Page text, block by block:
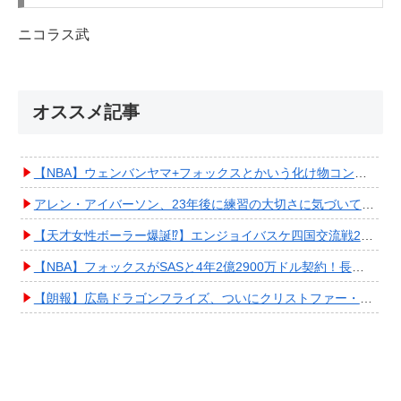
ニコラス武
オススメ記事
【NBA】ウェンバンヤマ+フォックスとかいう化け物コンビが爆誕してしまうwwwwwwwwww
アレン・アイバーソン、23年後に練習の大切さに気づいてしまうwwwwwwwwwwww
【天才女性ボーラー爆誕⁉︎】エンジョイバスケ四国交流戦2025 in 香川③ #エアボーズ #427
【NBA】フォックスがSASと4年2億2900万ドル契約！長期確保しPO進出へ期待高まる
【朗報】広島ドラゴンフライズ、ついにクリストファー・スミス獲得キタ━━━━(ﾟ∀ﾟ)━━━━!!